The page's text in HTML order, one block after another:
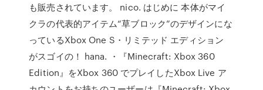
も販売されています。 nico. はじめに 本体がマイ
クラの代表的アイテム“草ブロック”のデザインにな
っているXbox One S・リミテッド エディション
がスゴイの！ hana. ・『Minecraft: Xbox 360
Edition』をXbox 360 でプレイしたXbox Live ア